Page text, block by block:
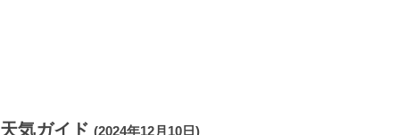
天気ガイド (2024年12月10日)